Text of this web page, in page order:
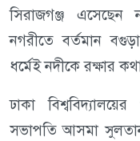
সিরাজগঞ্জ এসেছেন
নগরীতে বর্তমান
ধর্মেই নদীকে রক্ষার
ঢাকা
সভাপতি আসমা